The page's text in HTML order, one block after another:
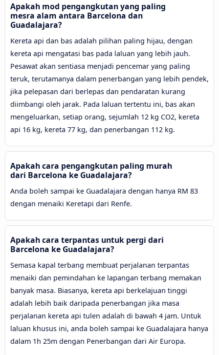
Apakah mod pengangkutan yang paling
mesra alam antara Barcelona dan
Guadalajara?
Kereta api dan bas adalah pilihan paling hijau, dengan
kereta api mengatasi bas pada laluan yang lebih jauh.
Pesawat akan sentiasa menjadi pencemar yang paling
teruk, terutamanya dalam penerbangan yang lebih pendek,
jika pelepasan dari berlepas dan pendaratan kurang
diimbangi oleh jarak. Pada laluan tertentu ini, bas akan
mengeluarkan, setiap orang, sejumlah 12 kg CO2, kereta
api 16 kg, kereta 77 kg, dan penerbangan 112 kg.
Apakah cara pengangkutan paling murah
dari Barcelona ke Guadalajara?
Anda boleh sampai ke Guadalajara dengan hanya RM 83
dengan menaiki Keretapi dari Renfe.
Apakah cara terpantas untuk pergi dari
Barcelona ke Guadalajara?
Semasa kapal terbang membuat perjalanan terpantas
menaiki dan pemindahan ke lapangan terbang memakan
banyak masa. Biasanya, kereta api berkelajuan tinggi
adalah lebih baik daripada penerbangan jika masa
perjalanan kereta api tulen adalah di bawah 4 jam. Untuk
laluan khusus ini, anda boleh sampai ke Guadalajara hanya
dalam 1h 25m dengan Penerbangan dari Air Europa.